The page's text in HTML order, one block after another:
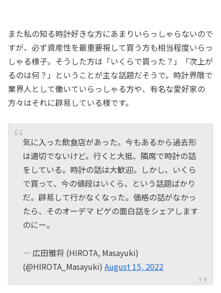
また私の知る時計好きな方にあまりいらっしゃらないので
すが、必ず資産性を最重要視して買う方も相当程度いらっ
しゃる様子。そうした方は「いくらで買った？」「次上が
るのは何？」ということが主な話題だそうで。時計界隈で
業界人として働いていらっしゃる方や、有名な愛好家の
方々はそれに辟易している様です。
気に入った飲食店があった。今もあるから過去形
は適切でないけど。行くと大抵、隣席で時計の話
をしている。時計の話は大歓迎。しかし、いくら
で買って、今の値段はいくら、という話題ばかり
だ。辟易して行かなくなった。価格の話がなかっ
たら、そのオーデマ ピゲの面白話をシェアします
のにー。
— 広田雅将 (HIROTA, Masayuki)
(@HIROTA_Masayuki) August 15, 2022